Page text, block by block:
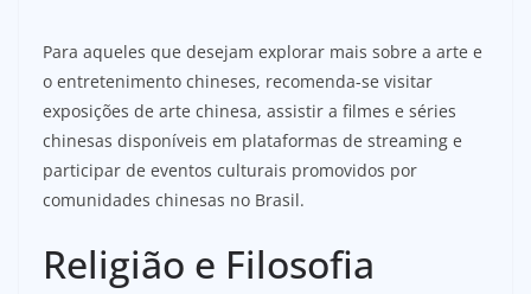
Para aqueles que desejam explorar mais sobre a arte e
o entretenimento chineses, recomenda-se visitar
exposições de arte chinesa, assistir a filmes e séries
chinesas disponíveis em plataformas de streaming e
participar de eventos culturais promovidos por
comunidades chinesas no Brasil.
Religião e Filosofia